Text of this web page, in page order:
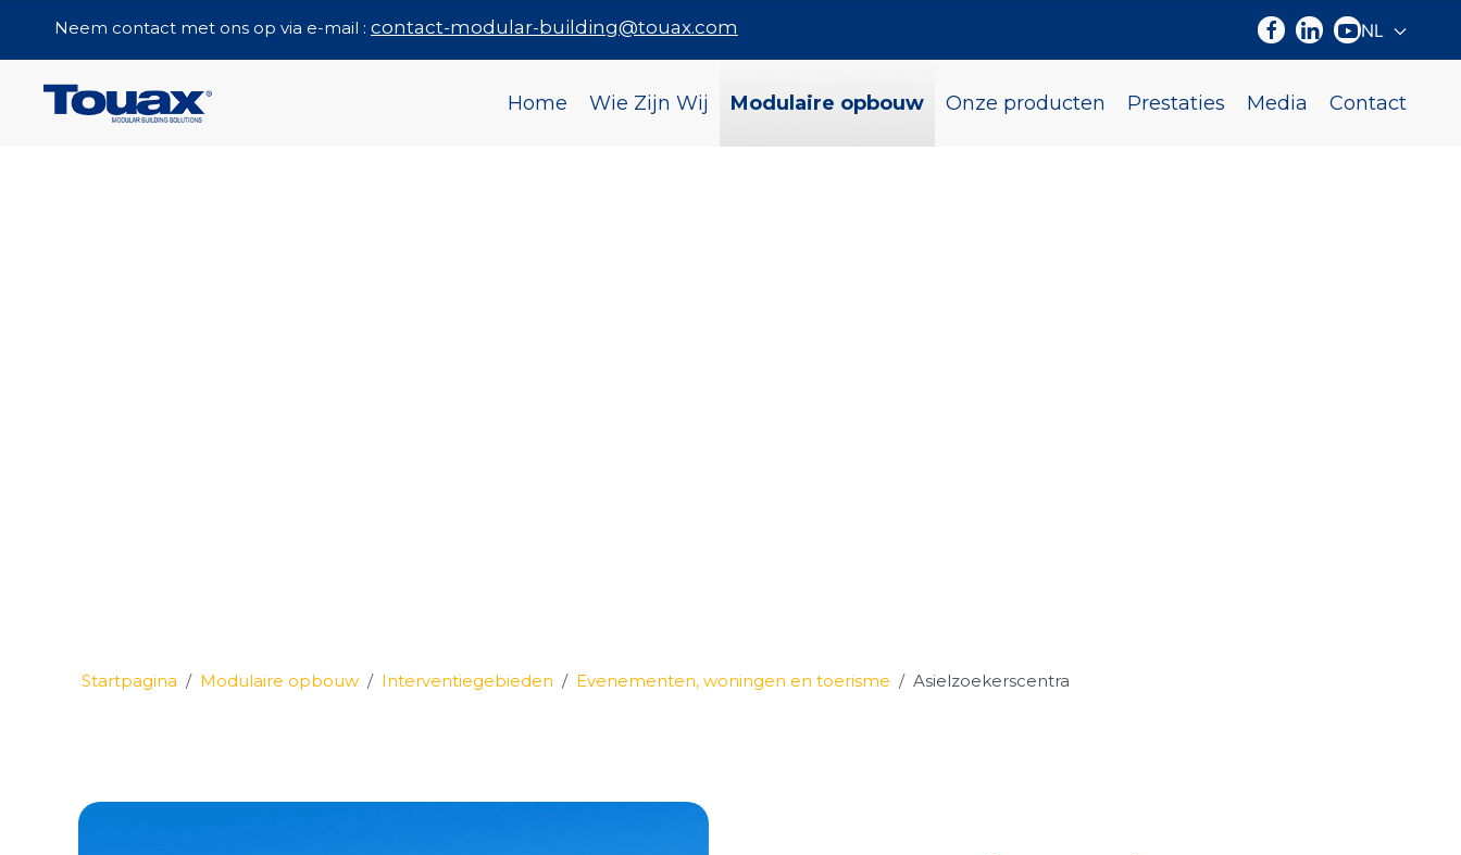
Neem contact met ons op via e-mail : contact-modular-building@touax.com Selecteer
NL
Home Wie Zijn Wij Modulaire opbouw Onze producten Prestaties Media Contact
Startpagina Modulaire opbouw Interventiegebieden Evenementen, woningen en toerisme Asielzoekerscentra